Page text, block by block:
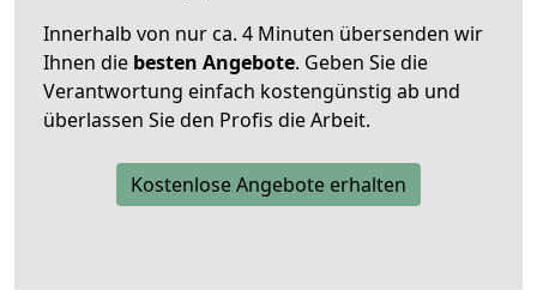
Innerhalb von nur ca. 4 Minuten übersenden wir
Ihnen die besten Angebote. Geben Sie die
Verantwortung einfach kostengünstig ab und
überlassen Sie den Profis die Arbeit.
Kostenlose Angebote erhalten